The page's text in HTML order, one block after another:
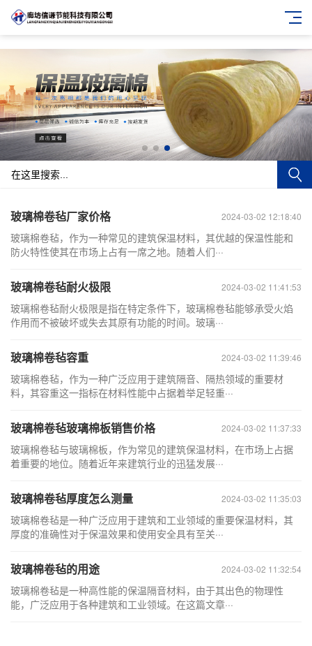
2024-03-02 12:18:40
玻璃棉卷毡厂家价格
玻璃棉卷毡，作为一种常见的建筑保温材料，其优越的保温性能和
防火特性使其在市场上占有一席之地。随着人们···
2024-03-02 11:41:53
玻璃棉卷毡耐火极限
玻璃棉卷毡耐火极限是指在特定条件下，玻璃棉卷毡能够承受火焰
作用而不被破坏或失去其原有功能的时间。玻璃···
2024-03-02 11:39:46
玻璃棉卷毡容重
玻璃棉卷毡，作为一种广泛应用于建筑隔音、隔热领域的重要材
料，其容重这一指标在材料性能中占据着举足轻重···
2024-03-02 11:37:33
玻璃棉卷毡玻璃棉板销售价格
玻璃棉卷毡与玻璃棉板，作为常见的建筑保温材料，在市场上占据
着重要的地位。随着近年来建筑行业的迅猛发展···
2024-03-02 11:35:03
玻璃棉卷毡厚度怎么测量
玻璃棉卷毡是一种广泛应用于建筑和工业领域的重要保温材料，其
厚度的准确性对于保温效果和使用安全具有至关···
2024-03-02 11:32:54
玻璃棉卷毡的用途
玻璃棉卷毡是一种高性能的保温隔音材料，由于其出色的物理性
能，广泛应用于各种建筑和工业领域。在这篇文章···